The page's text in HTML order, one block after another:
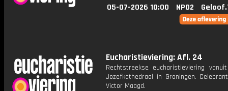
05-07-2026 10:00 NPO2
Eucharistieviering: Afl. 24
Rechtstreekse eucharistieviering
Jozefkathedraal in Groningen.
Victor Maagd.